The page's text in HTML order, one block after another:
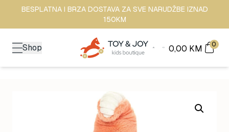
BESPLATNA I BRZA DOSTAVA ZA SVE NARUDŽBE IZNAD
150KM
Shop 0,00 KM 0